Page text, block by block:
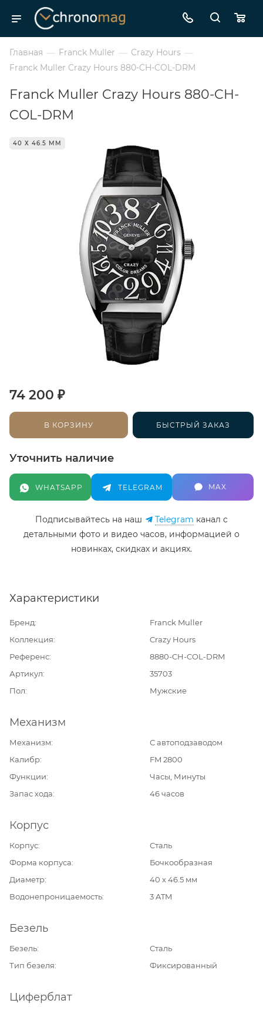
Главная — Franck Muller — Crazy Hours —
Franck Muller Crazy Hours 880-CH-COL-DRM
Franck Muller Crazy Hours 880-CH-
COL-DRM
40 Х 46.5 ММ
74 200 ₽
В КОРЗИНУ БЫСТРЫЙ ЗАКАЗ
Уточнить наличие
WHATSAPP TELEGRAM MAX
Подписывайтесь на наш Telegram канал c
детальными фото и видео часов, информацией о
новинках, скидках и акциях.
Характеристики
Бренд
Franck Muller
Коллекция
Crazy Hours
Референс
8880-CH-COL-DRM
Артикул
35703
Пол
Мужские
Механизм
Механизм
С автоподзаводом
Калибр
FM 2800
Функции
Часы, Минуты
Запас хода
46 часов
Корпус
Корпус
Сталь
Форма корпуса
Бочкообразная
Диаметр
40 х 46.5 мм
Водонепроницаемость
3 ATM
Безель
Безель
Сталь
Тип безеля
Фиксированный
Циферблат